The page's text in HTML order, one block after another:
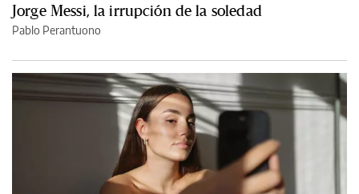
Jorge Messi, la irrupción de la soledad
Pablo Perantuono